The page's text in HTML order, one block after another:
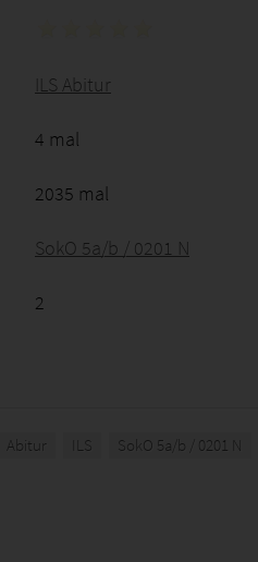
ILS Abitur
4 mal
2035 mal
SokO 5a/b / 0201 N
2
Abitur ILS SokO 5a/b / 0201 N